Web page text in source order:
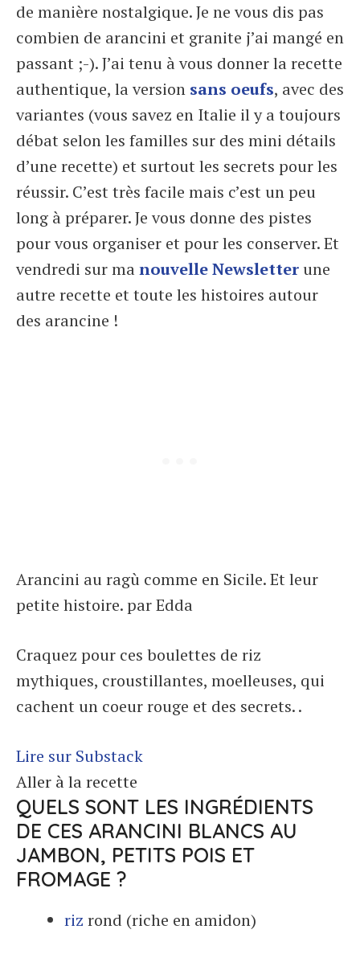
de manière nostalgique. Je ne vous dis pas
combien de arancini et granite j’ai mangé en
passant ;-). J’ai tenu à vous donner la recette
authentique, la version sans oeufs, avec des
variantes (vous savez en Italie il y a toujours
débat selon les familles sur des mini détails
d’une recette) et surtout les secrets pour les
réussir. C’est très facile mais c’est un peu
long à préparer. Je vous donne des pistes
pour vous organiser et pour les conserver. Et
vendredi sur manouvelle Newsletter une
autre recette et toute les histoires autour
des arancine !
Arancini au ragù comme en Sicile. Et leur
petite histoire. par Edda
Craquez pour ces boulettes de riz
mythiques, croustillantes, moelleuses, qui
cachent un coeur rouge et des secrets. .
Lire sur Substack
Aller à la recette
QUELS SONT LES INGRÉDIENTS
DE CES ARANCINI BLANCS AU
JAMBON, PETITS POIS ET
FROMAGE ?
riz rond (riche en amidon)